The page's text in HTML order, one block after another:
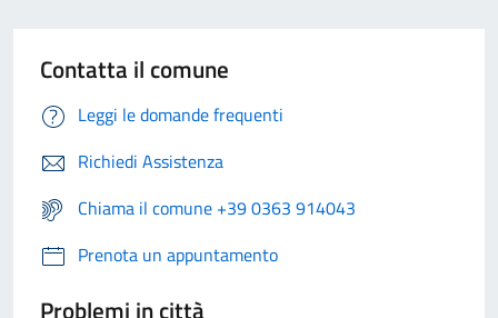
Contatta il comune
Leggi le domande frequenti
Richiedi Assistenza
Chiama il comune +39 0363 914043
Prenota un appuntamento
Problemi in città